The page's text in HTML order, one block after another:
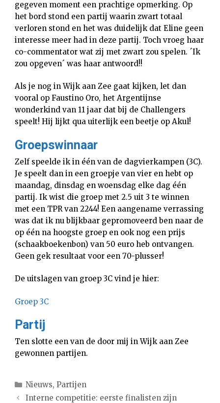
gegeven moment een prachtige opmerking. Op
het bord stond een partij waarin zwart totaal
verloren stond en het was duidelijk dat Eline geen
interesse meer had in deze partij. Toch vroeg haar
co-commentator wat zij met zwart zou spelen. ´Ik
zou opgeven´ was haar antwoord!!
Als je nog in Wijk aan Zee gaat kijken, let dan
vooral op Faustino Oro, het Argentijnse
wonderkind van 11 jaar dat bij de Challengers
speelt! Hij lijkt qua uiterlijk een beetje op Akul!
Groepswinnaar
Zelf speelde ik in één van de dagvierkampen (3C).
Je speelt dan in een groepje van vier en hebt op
maandag, dinsdag en woensdag elke dag één
partij. Ik wist die groep met 2.5 uit 3 te winnen
met een TPR van 2244! Een aangename verrassing
was dat ik nu blijkbaar gepromoveerd ben naar de
op één na hoogste groep en ook nog een prijs
(schaakboekenbon) van 50 euro heb ontvangen.
Geen gek resultaat voor een 70-plusser!
De uitslagen van groep 3C vind je hier:
Groep 3C
Partij
Ten slotte een van de door mij in Wijk aan Zee
gewonnen partijen.
Categorieën
Nieuws, Partijen
Interne competitie: eerste finalisten zijn